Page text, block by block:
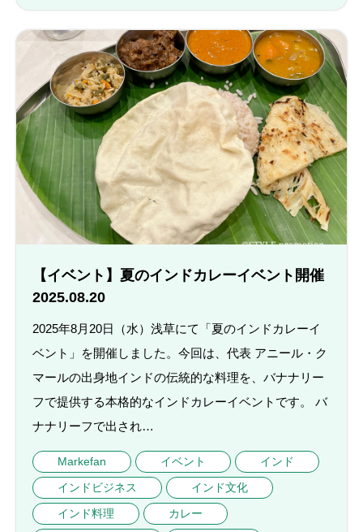
【イベント】夏のインドカレーイベント開催
2025.08.20
2025年8月20日（水）浅草にて「夏のインドカレーイ
ベント」を開催しました。今回は、代表 アニール・ク
マールの出身地インドの伝統的な料理を、バナナリー
フで提供する本格的なインドカレーイベントです。 バ
ナナリーフで出され…
Markefan イベント
インド
インドビジネス
インド文化
インド料理
カレー